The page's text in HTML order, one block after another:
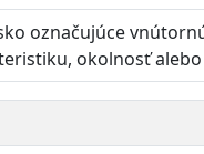
označujúce
okolnosť